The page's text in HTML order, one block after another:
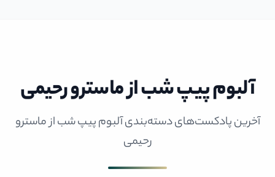
آلبوم پیپ شب از ماسترو رحیمی
آخرین پادکست‌های دسته‌بندی آلبوم پیپ شب از ماسترو
رحیمی